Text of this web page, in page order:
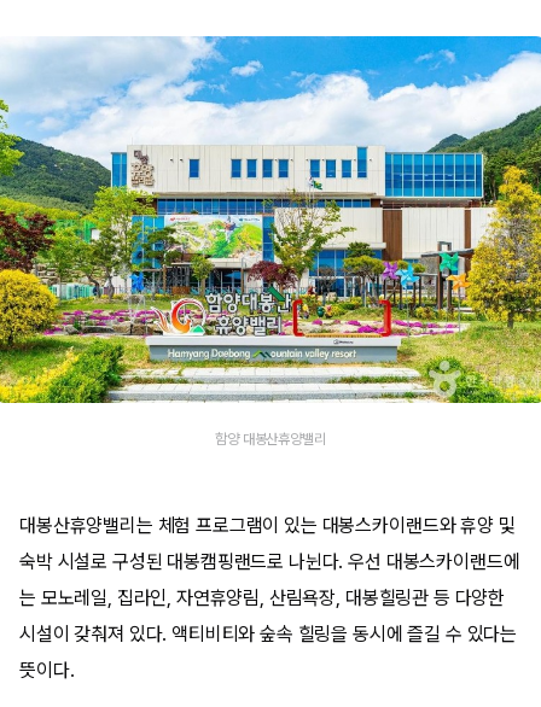
​함양 대봉산휴양밸리
대봉산휴양밸리는 체험 프로그램이 있는 대봉스카이랜드와 휴양 및
숙박 시설로 구성된 대봉캠핑랜드로 나뉜다. 우선 대봉스카이랜드에
는 모노레일, 집라인, 자연휴양림, 산림욕장, 대봉힐링관 등 다양한
시설이 갖춰져 있다. 액티비티와 숲속 힐링을 동시에 즐길 수 있다는
뜻이다.​